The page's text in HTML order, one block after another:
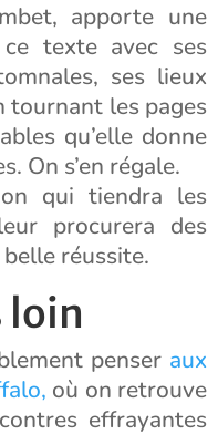
apporte une
texte avec ses
ses lieux
tournant les pages
qu’elle donne
On s’en régale.
qui tiendra les
procurera des
réussite.
loin
penser aux
où on retrouve
effrayantes